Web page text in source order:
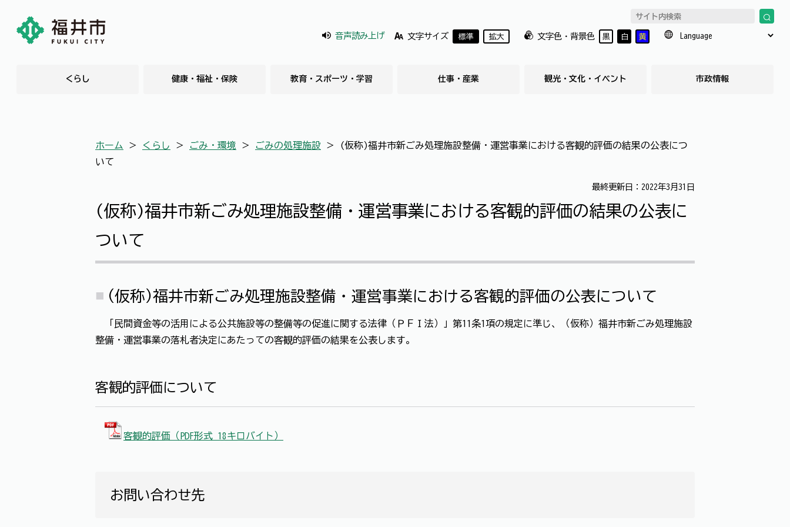
音声読み上げ 文字サイズ 標準 拡大 文字色・背景色 黒 白 黄
くらし 健康・福祉・保険 教育・スポーツ・学習 仕事・産業 観光・文化・イベント 市政情報
ホーム ＞ くらし ＞ ごみ・環境 ＞ ごみの処理施設 ＞
(仮称)福井市新ごみ処理施設整備・運営事業における客観的評価の結果の公表につ
いて
最終更新日：2022年3月31日
(仮称)福井市新ごみ処理施設整備・運営事業における客観的評価の結果の公表に
ついて
(仮称)福井市新ごみ処理施設整備・運営事業における客観的評価の公表について
「民間資金等の活用による公共施設等の整備等の促進に関する法律（ＰＦＩ法）」第11条1項の規定に準じ、（仮称）福井市新ごみ処理施設
整備・運営事業の落札者決定にあたっての客観的評価の結果を公表します。
客観的評価について
客観的評価（PDF形式 18キロバイト）
お問い合わせ先